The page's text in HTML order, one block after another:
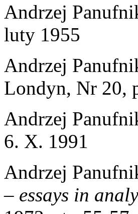
Andrzej
luty 1955
Andrzej
Londyn, Nr 20,
Andrzej
6. X. 1991
Andrzej
– essays in